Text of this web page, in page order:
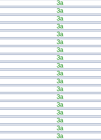
За
За
За
За
За
За
За
За
За
За
За
За
За
За
За
За
За
За